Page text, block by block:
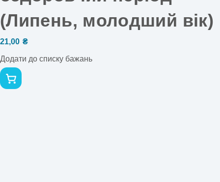
(Липень, молодший вік)
21,00 ₴
Додати до списку бажань